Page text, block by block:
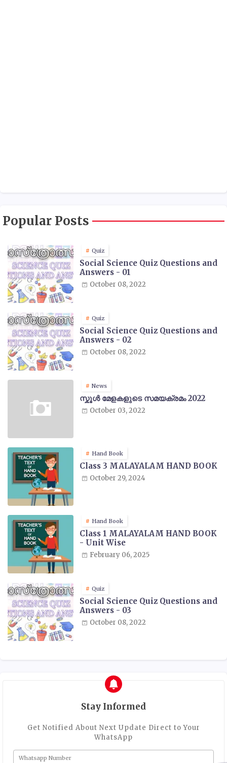
Popular Posts
Quiz
Social Science Quiz Questions and
Answers - 01
October 08, 2022
Quiz
Social Science Quiz Questions and
Answers - 02
October 08, 2022
News
സ്കൂൾ മേളകളുടെ സമയക്രമം 2022
October 03, 2022
Hand Book
Class 3 MALAYALAM HAND BOOK
October 29, 2024
Hand Book
Class 1 MALAYALAM HAND BOOK
- Unit Wise
February 06, 2025
Quiz
Social Science Quiz Questions and
Answers - 03
October 08, 2022
Stay Informed
Get Notified About Next Update Direct to Your
WhatsApp